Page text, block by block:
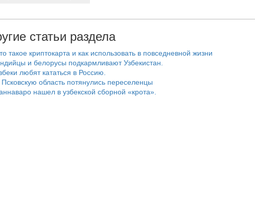
статьи раздела
такое криптокарта и как использовать в повседневной жизни
и белорусы подкармливают Узбекистан.
любят кататься в Россию.
Псковскую область потянулись переселенцы
нашел в узбекской сборной «крота».